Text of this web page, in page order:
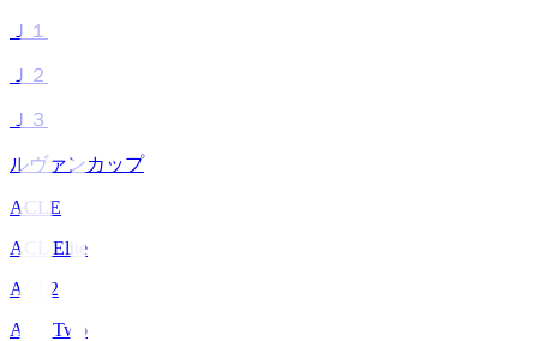
Ｊ１
Ｊ２
Ｊ３
ルヴァンカップ
ACLE
ACL Elite
ACL2
ACL Two